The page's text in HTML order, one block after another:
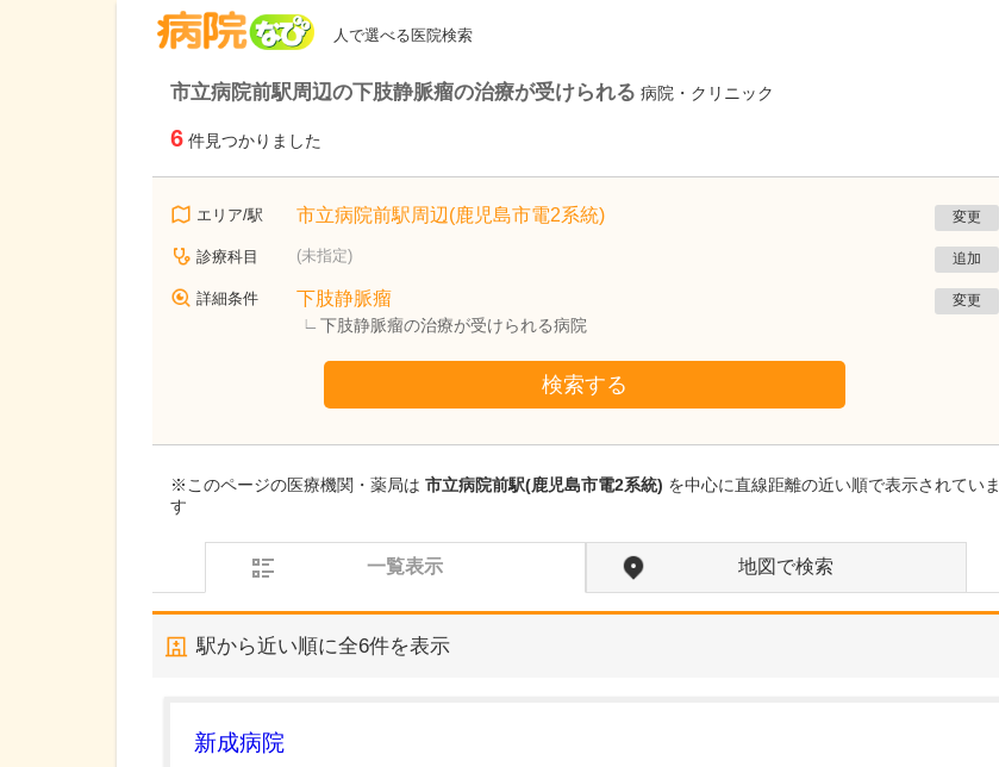
人で選べる医院検索
市立病院前駅周辺の下肢静脈瘤の治療が受けられる 病院・クリニック
6 件見つかりました
エリア/駅 市立病院前駅周辺(鹿児島市電2系統) 変更
診療科目 (未指定) 追加
詳細条件 下肢静脈瘤
下肢静脈瘤の治療が受けられる病院
変更
検索する
※このページの医療機関・薬局は 市立病院前駅(鹿児島市電2系統) を中心に直線距離の近い順で表示されていま
す
一覧表示 地図で検索
駅から近い順に全6件を表示
新成病院
植村病院
川名 英世院長取材記事
ですね。
「どんな病気やケガも拒
まずに年中無休で診る」
という初代理事長のポリ